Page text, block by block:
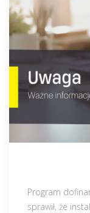
Program
sprawił, że